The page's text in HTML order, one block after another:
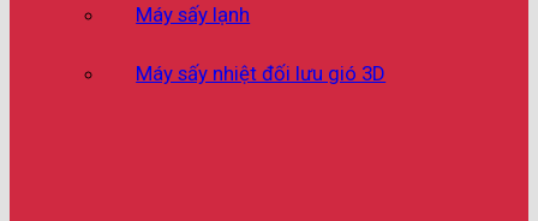
Máy sấy lạnh
Máy sấy nhiệt đối lưu gió 3D